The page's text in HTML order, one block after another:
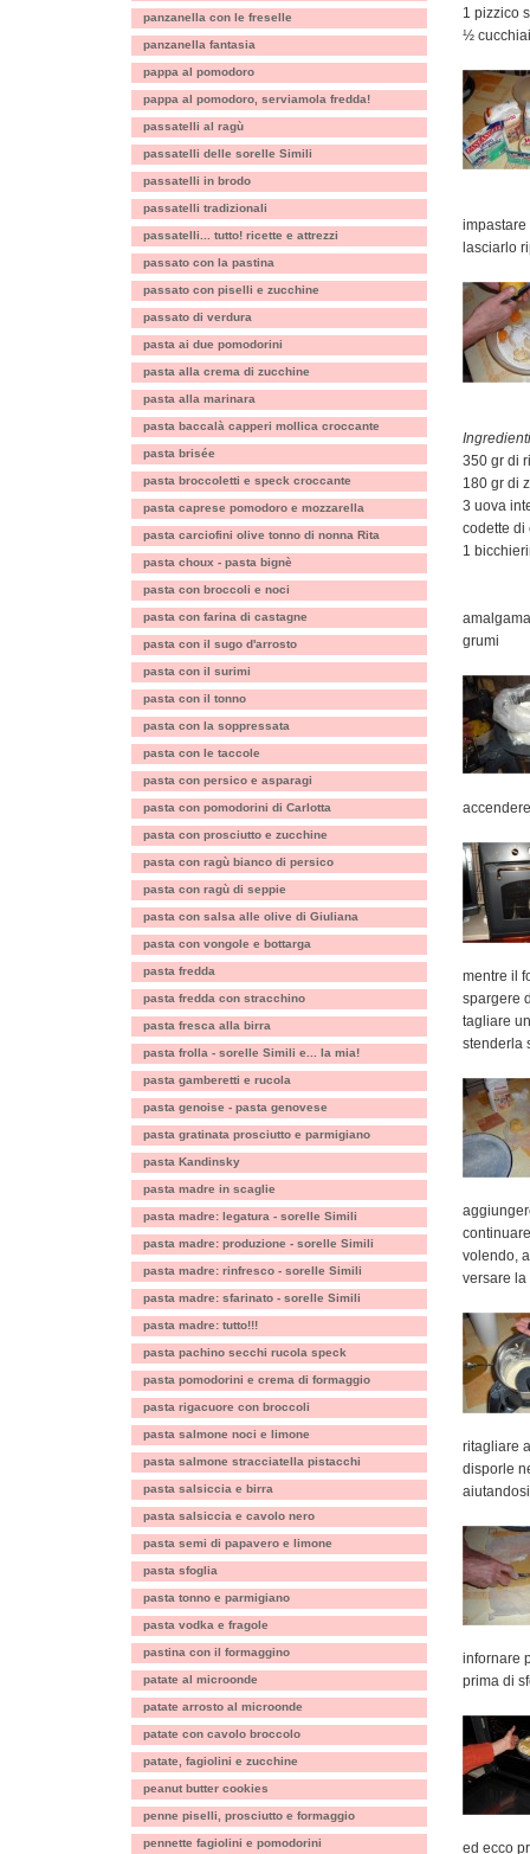
panzanella con le freselle
panzanella fantasia
pappa al pomodoro
pappa al pomodoro, serviamola fredda!
passatelli al ragù
passatelli delle sorelle Simili
passatelli in brodo
passatelli tradizionali
passatelli... tutto! ricette e attrezzi
passato con la pastina
passato con piselli e zucchine
passato di verdura
pasta ai due pomodorini
pasta alla crema di zucchine
pasta alla marinara
pasta baccalà capperi mollica croccante
pasta brisée
pasta broccoletti e speck croccante
pasta caprese pomodoro e mozzarella
pasta carciofini olive tonno di nonna Rita
pasta choux - pasta bignè
pasta con broccoli e noci
pasta con farina di castagne
pasta con il sugo d'arrosto
pasta con il surimi
pasta con il tonno
pasta con la soppressata
pasta con le taccole
pasta con persico e asparagi
pasta con pomodorini di Carlotta
pasta con prosciutto e zucchine
pasta con ragù bianco di persico
pasta con ragù di seppie
pasta con salsa alle olive di Giuliana
pasta con vongole e bottarga
pasta fredda
pasta fredda con stracchino
pasta fresca alla birra
pasta frolla - sorelle Simili e... la mia!
pasta gamberetti e rucola
pasta genoise - pasta genovese
pasta gratinata prosciutto e parmigiano
pasta Kandinsky
pasta madre in scaglie
pasta madre: legatura - sorelle Simili
pasta madre: produzione - sorelle Simili
pasta madre: rinfresco - sorelle Simili
pasta madre: sfarinato - sorelle Simili
pasta madre: tutto!!!
pasta pachino secchi rucola speck
pasta pomodorini e crema di formaggio
pasta rigacuore con broccoli
pasta salmone noci e limone
pasta salmone stracciatella pistacchi
pasta salsiccia e birra
pasta salsiccia e cavolo nero
pasta semi di papavero e limone
pasta sfoglia
pasta tonno e parmigiano
pasta vodka e fragole
pastina con il formaggino
patate al microonde
patate arrosto al microonde
patate con cavolo broccolo
patate, fagiolini e zucchine
peanut butter cookies
penne piselli, prosciutto e formaggio
pennette fagiolini e pomodorini
1 pizzico
½
lasciarlo
350 gr di
180 gr di
3 uova
codette di
1
grumi
mentre il
spargere
tagliare
stenderla
volendo,
versare
ritagliare
disporle
infornare
prima di
ed ecco